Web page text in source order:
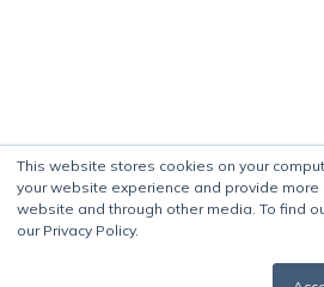
This website stores cookies on your
your website experience and provide
website and through other media. To find
our Privacy Policy.